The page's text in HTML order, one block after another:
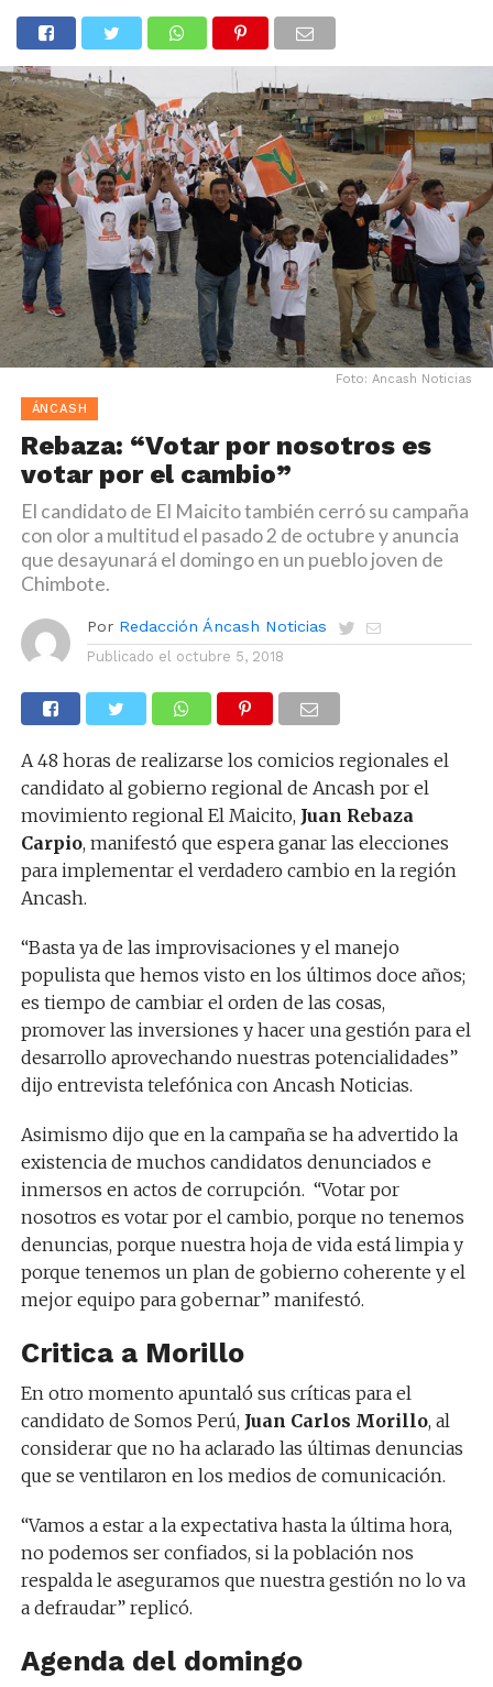
Foto: Ancash Noticias
ÁNCASH
Rebaza: “Votar por nosotros es
votar por el cambio”
El candidato de El Maicito también cerró su campaña
con olor a multitud el pasado 2 de octubre y anuncia
que desayunará el domingo en un pueblo joven de
Chimbote.
Por Redacción Áncash Noticias
Publicado el octubre 5, 2018
A 48 horas de realizarse los comicios regionales el
candidato al gobierno regional de Ancash por el
movimiento regional El Maicito, Juan Rebaza
Carpio, manifestó que espera ganar las elecciones
para implementar el verdadero cambio en la región
Ancash.
“Basta ya de las improvisaciones y el manejo
populista que hemos visto en los últimos doce años;
es tiempo de cambiar el orden de las cosas,
promover las inversiones y hacer una gestión para el
desarrollo aprovechando nuestras potencialidades”
dijo entrevista telefónica con Ancash Noticias.
Asimismo dijo que en la campaña se ha advertido la
existencia de muchos candidatos denunciados e
inmersos en actos de corrupción. “Votar por
nosotros es votar por el cambio, porque no tenemos
denuncias, porque nuestra hoja de vida está limpia y
porque tenemos un plan de gobierno coherente y el
mejor equipo para gobernar” manifestó.
Critica a Morillo
En otro momento apuntaló sus críticas para el
candidato de Somos Perú, Juan Carlos Morillo, al
considerar que no ha aclarado las últimas denuncias
que se ventilaron en los medios de comunicación.
“Vamos a estar a la expectativa hasta la última hora,
no podemos ser confiados, si la población nos
respalda le aseguramos que nuestra gestión no lo va
a defraudar” replicó.
Agenda del domingo